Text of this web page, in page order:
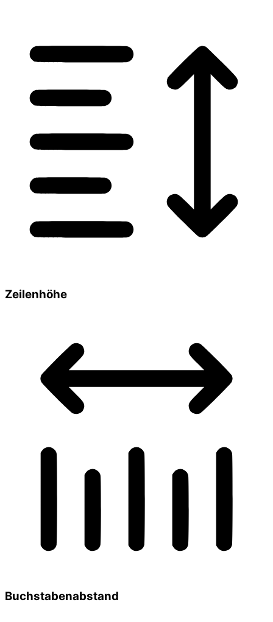
Zeilenhöhe
Buchstabenabstand